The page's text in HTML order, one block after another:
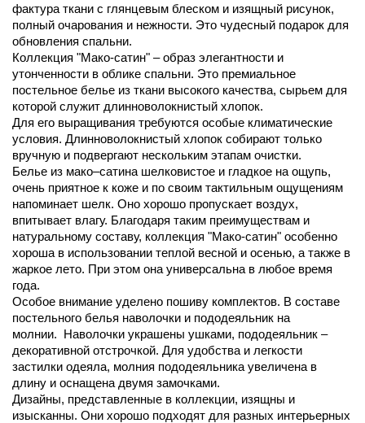
фактура ткани с глянцевым блеском и изящный рисунок,
полный очарования и нежности. Это чудесный подарок для
обновления спальни.
Коллекция "Мако-сатин" – образ элегантности и
утонченности в облике спальни. Это премиальное
постельное белье из ткани высокого качества, сырьем для
которой служит длинноволокнистый хлопок.
Для его выращивания требуются особые климатические
условия. Длинноволокнистый хлопок собирают только
вручную и подвергают нескольким этапам очистки.
Белье из мако–сатина шелковистое и гладкое на ощупь,
очень приятное к коже и по своим тактильным ощущениям
напоминает шелк. Оно хорошо пропускает воздух,
впитывает влагу. Благодаря таким преимуществам и
натуральному составу, коллекция "Мако-сатин" особенно
хороша в использовании теплой весной и осенью, а также в
жаркое лето. При этом она универсальна в любое время
года.
Особое внимание уделено пошиву комплектов. В составе
постельного белья наволочки и пододеяльник на
молнии. Наволочки украшены ушками, пододеяльник –
декоративной отстрочкой. Для удобства и легкости
застилки одеяла, молния пододеяльника увеличена в
длину и оснащена двумя замочками.
Дизайны, представленные в коллекции, изящны и
изысканны. Они хорошо подходят для разных интерьерных